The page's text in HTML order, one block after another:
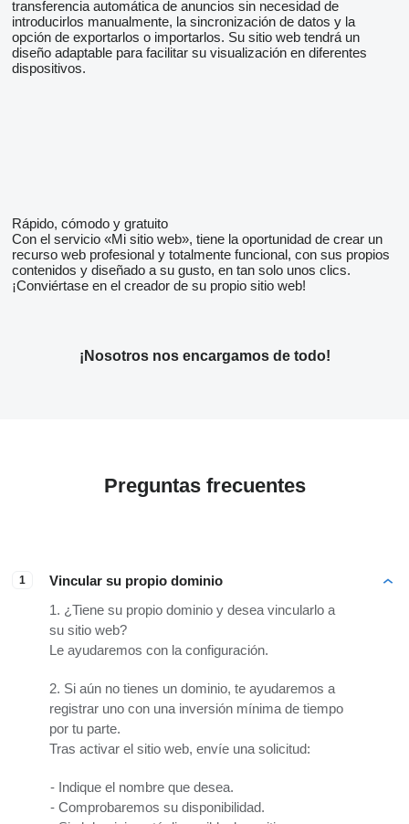
transferencia automática de anuncios sin necesidad de
introducirlos manualmente, la sincronización de datos y la
opción de exportarlos o importarlos. Su sitio web tendrá un
diseño adaptable para facilitar su visualización en diferentes
dispositivos.
Rápido, cómodo y gratuito
Con el servicio «Mi sitio web», tiene la oportunidad de crear un
recurso web profesional y totalmente funcional, con sus propios
contenidos y diseñado a su gusto, en tan solo unos clics.
¡Conviértase en el creador de su propio sitio web!
¡Nosotros nos encargamos de todo!
Preguntas frecuentes
1
Vincular su propio dominio
1. ¿Tiene su propio dominio y desea vincularlo a
su sitio web?
Le ayudaremos con la configuración.
2. Si aún no tienes un dominio, te ayudaremos a
registrar uno con una inversión mínima de tiempo
por tu parte.
Tras activar el sitio web, envíe una solicitud:
Indique el nombre que desea.
Comprobaremos su disponibilidad.